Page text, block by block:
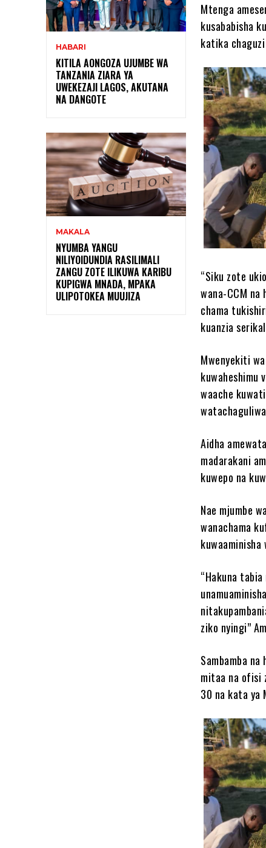
HABARI
KITILA AONGOZA UJUMBE WA
TANZANIA ZIARA YA
UWEKEZAJI LAGOS, AKUTANA
NA DANGOTE
MAKALA
NYUMBA YANGU
NILIYOIDUNDIA RASILIMALI
ZANGU ZOTE ILIKUWA KARIBU
KUPIGWA MNADA, MPAKA
ULIPOTOKEA MUUJIZA
Mtenga
kusababisha
katika
“Siku zote
wana-CCM
chama
kuanzia
Mwenyekiti
kuwaheshimu
waache
Aidha
madarakani
kuwepo na
Nae mjumbe
wanachama
“Hakuna
ziko nyingi”
Sambamba
mitaa na ofisi
30 na kata ya